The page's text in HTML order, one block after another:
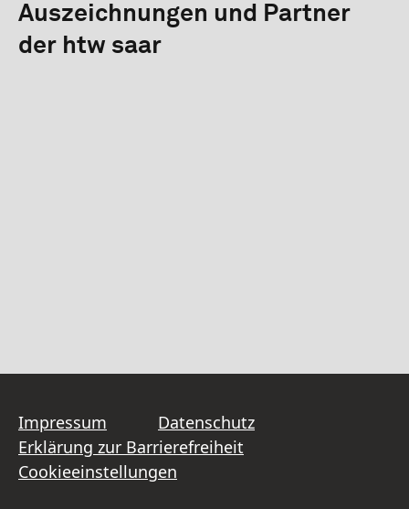
Auszeichnungen und Partner
der htw saar
Impressum
Datenschutz
Erklärung zur Barrierefreiheit
Cookieeinstellungen